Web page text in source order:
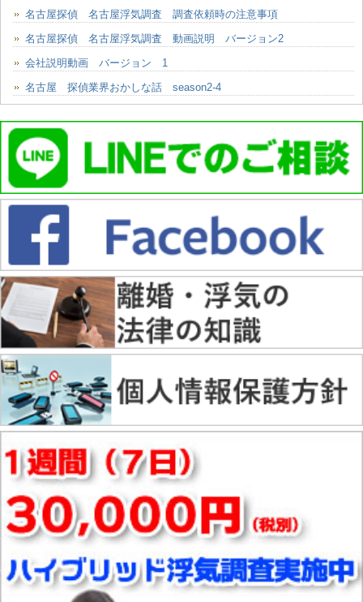
名古屋探偵 名古屋浮気調査 調査依頼時の注意事項
名古屋探偵 名古屋浮気調査 動画説明 バージョン2
会社説明動画 バージョン 1
名古屋 探偵業界おかしな話 season2-4